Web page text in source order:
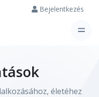
Bejelentkezés
életéhez